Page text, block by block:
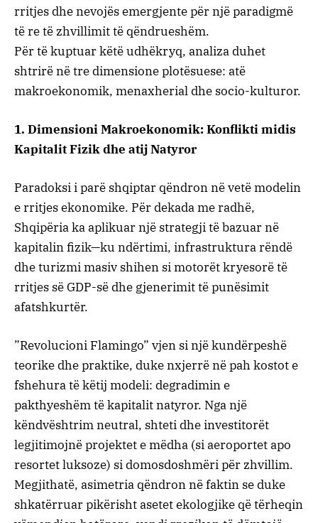
rritjes dhe nevojës emergjente për një paradigmë
të re të zhvillimit të qëndrueshëm.
​Për të kuptuar këtë udhëkryq, analiza duhet
shtrirë në tre dimensione plotësuese: atë
makroekonomik, menaxherial dhe socio-kulturor.
​1. Dimensioni Makroekonomik: Konflikti midis
Kapitalit Fizik dhe atij Natyror
​Paradoksi i parë shqiptar qëndron në vetë modelin
e rritjes ekonomike. Për dekada me radhë,
Shqipëria ka aplikuar një strategji të bazuar në
kapitalin fizik—ku ndërtimi, infrastruktura rëndë
dhe turizmi masiv shihen si motorët kryesorë të
rritjes së GDP-së dhe gjenerimit të punësimit
afatshkurtër.
​”Revolucioni Flamingo” vjen si një kundërpeshë
teorike dhe praktike, duke nxjerrë në pah kostot e
fshehura të këtij modeli: degradimin e
pakthyeshëm të kapitalit natyror. Nga një
këndvështrim neutral, shteti dhe investitorët
legjitimojnë projektet e mëdha (si aeroportet apo
resortet luksoze) si domosdoshmëri për zhvillim.
Megjithatë, asimetria qëndron në faktin se duke
shkatërruar pikërisht asetet ekologjike që tërheqin